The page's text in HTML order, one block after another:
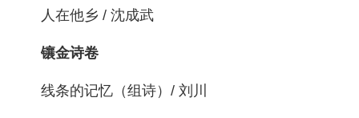
人在他乡 / 沈成武
镶金诗卷
线条的记忆（组诗）/ 刘川